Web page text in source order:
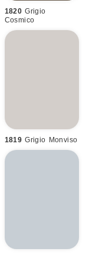
1820 Grigio
Cosmico
1819 Grigio Monviso